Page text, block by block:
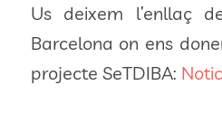
Us deixem l’enllaç
Barcelona on ens
projecte SeTDIBA: